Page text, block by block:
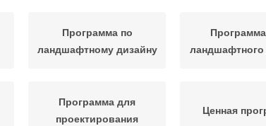
Программа по
ландшафтному дизайну
ландшафтного
Программа для
проектирования
Ценная